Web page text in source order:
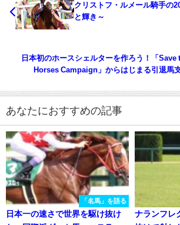
クリストフ・ルメール騎手の
と輝き～
日本初のホースシェルターを作ろう！「Save
Horses Campaign」からはじまる引退馬
あなたにおすすめの記事
「名馬」を語る
日本一の速さで世界を駆け抜け
ナランフレ